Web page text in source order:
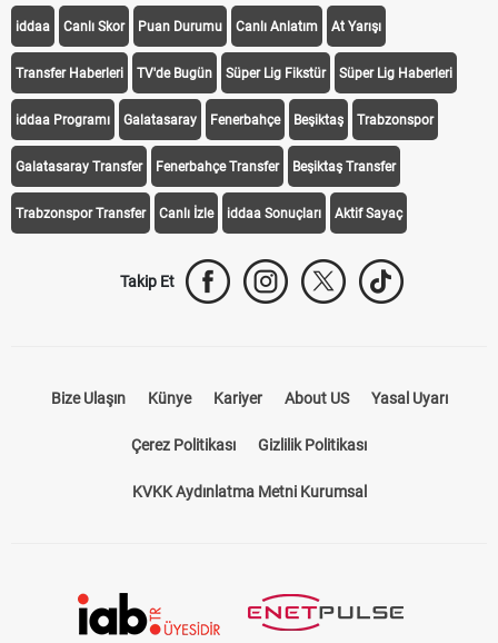
iddaa Canlı Skor Puan Durumu Canlı Anlatım At Yarışı
Transfer Haberleri TV'de Bugün Süper Lig Fikstür Süper Lig Haberleri
iddaa Programı Galatasaray Fenerbahçe Beşiktaş Trabzonspor
Galatasaray Transfer Fenerbahçe Transfer Beşiktaş Transfer
Trabzonspor Transfer Canlı İzle iddaa Sonuçları Aktif Sayaç
Takip Et
Bize Ulaşın Künye Kariyer About US Yasal Uyarı
Çerez Politikası Gizlilik Politikası
KVKK Aydınlatma Metni Kurumsal